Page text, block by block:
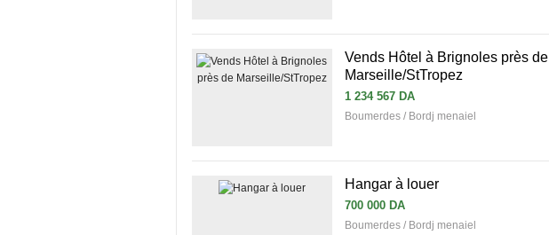
Vends Hôtel à Brignoles près de
Marseille/StTropez
1 234 567 DA
Boumerdes / Bordj menaiel
Hangar à louer
700 000 DA
Boumerdes / Bordj menaiel